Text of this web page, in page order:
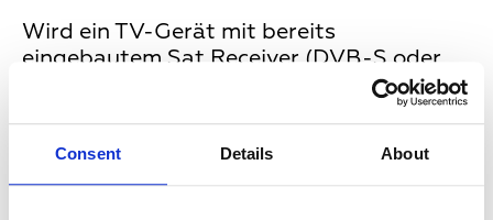
Consent Details About
Wird ein TV-Gerät mit bereits
eingebautem Sat Receiver (DVB-S oder
DVB-S2) genutzt, können Sendungen
aufgenommen werden, indem man eine
anschließt und die Aufzeichnungen dort
speichert. Einzige Voraussetzung: Das TV-